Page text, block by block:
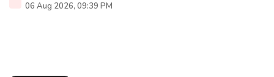
06 Aug 2026, 09:39 PM